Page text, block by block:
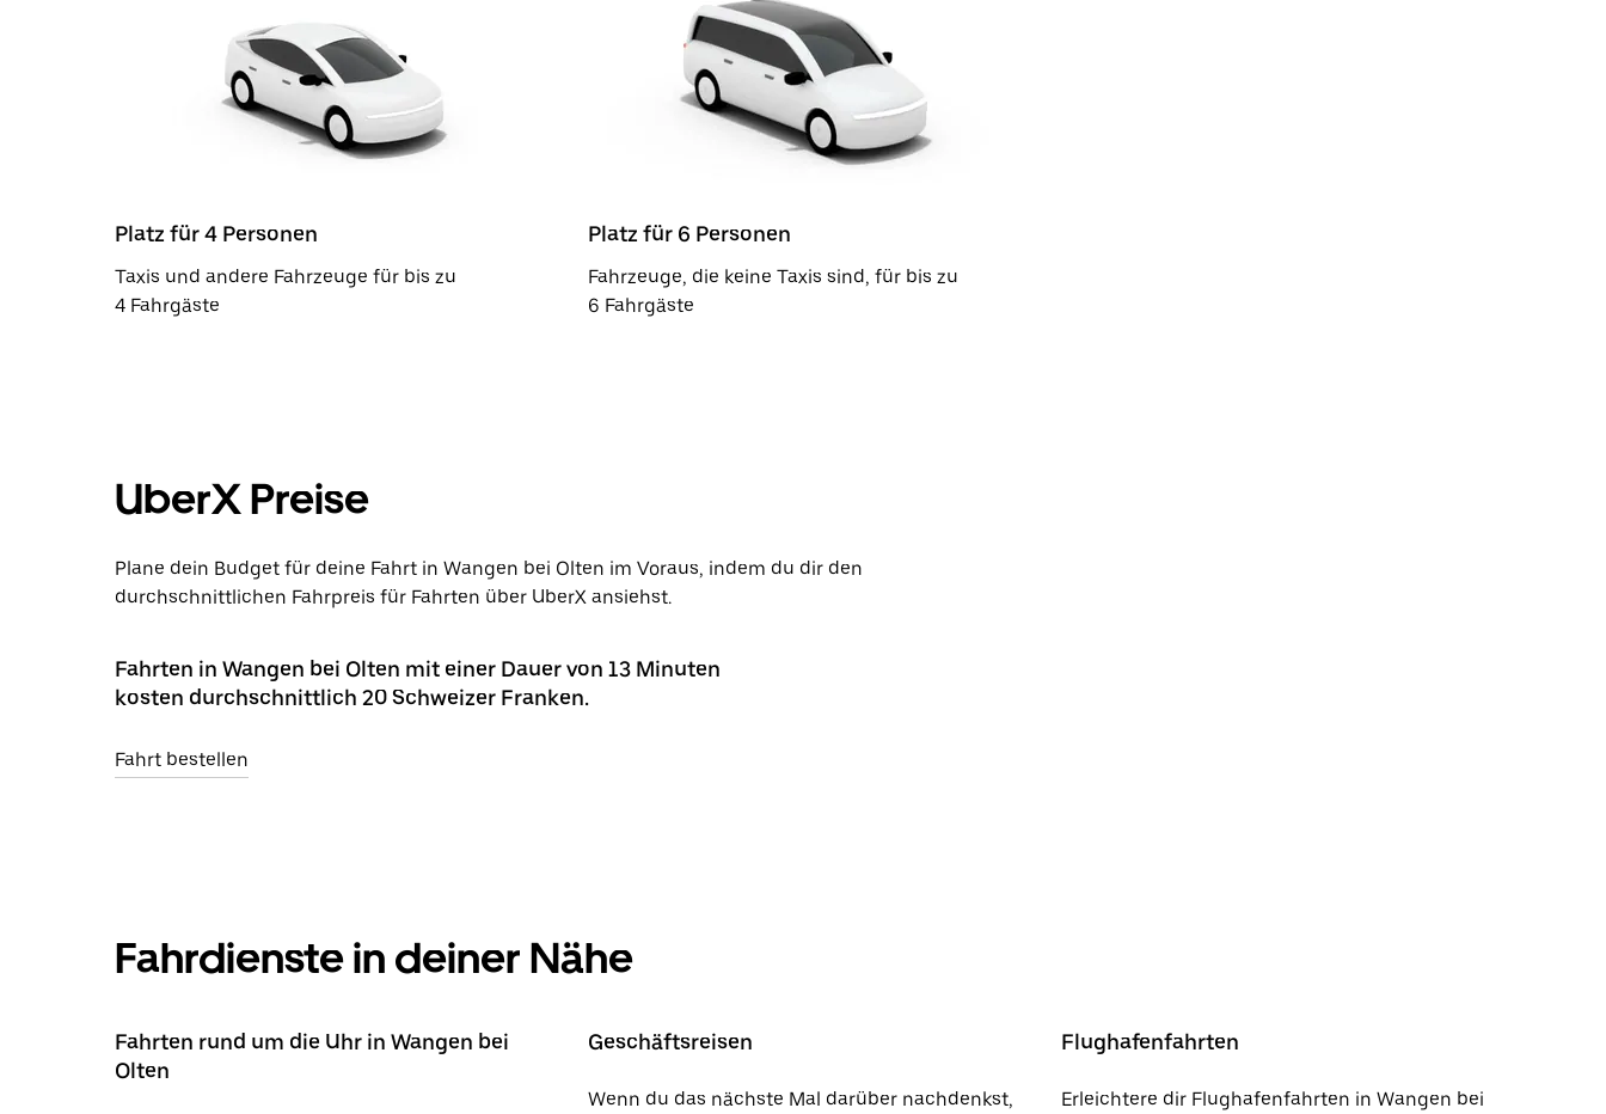
Platz für 4 Personen
Taxis und andere Fahrzeuge für bis zu
4 Fahrgäste
Platz für 6 Personen
Fahrzeuge, die keine Taxis sind, für bis zu
6 Fahrgäste
UberX Preise
Plane dein Budget für deine Fahrt in Wangen bei Olten im Voraus, indem du dir den
durchschnittlichen Fahrpreis für Fahrten über UberX ansiehst.
Fahrten in Wangen bei Olten mit einer Dauer von 13 Minuten
kosten durchschnittlich 20 Schweizer Franken.
Fahrt bestellen
Fahrdienste in deiner Nähe
Fahrten rund um die Uhr in Wangen bei
Olten
Geschäftsreisen
Wenn du das nächste Mal darüber nachdenkst,
Flughafenfahrten
Erleichtere dir Flughafenfahrten in Wangen bei